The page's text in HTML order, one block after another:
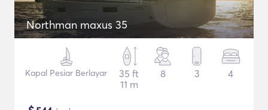
Northman maxus 35
Kapal Pesiar Berlayar
35 ft
11 m
8 3 4